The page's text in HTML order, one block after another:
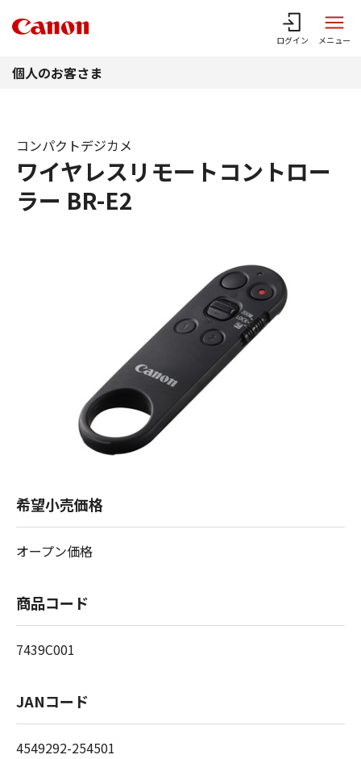
ログイン メニュー
個人のお客さま
ワイヤレスリモートコントロー
ラー BR-E2
コンパクトデジカメ
希望小売価格
オープン価格
商品コード
7439C001
JANコード
4549292-254501